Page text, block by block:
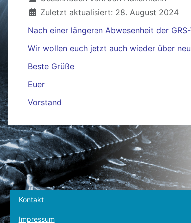
Zuletzt aktualisiert: 28. August 2024
Nach einer längeren Abwesenheit der
Wir wollen euch jetzt auch wieder über
Beste Grüße
Euer
Vorstand
Kontakt
Impressum